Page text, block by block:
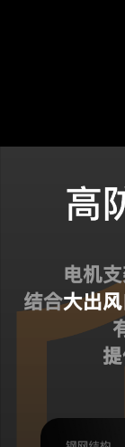
电机
结合大出